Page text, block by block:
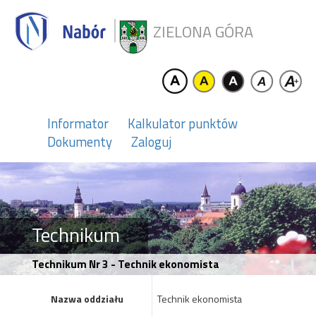
ZIELONA GÓRA
Informator
Kalkulator punktów
Dokumenty
Zaloguj
Technikum
Technikum Nr 3 - Technik ekonomista
Nazwa oddziału Technik ekonomista